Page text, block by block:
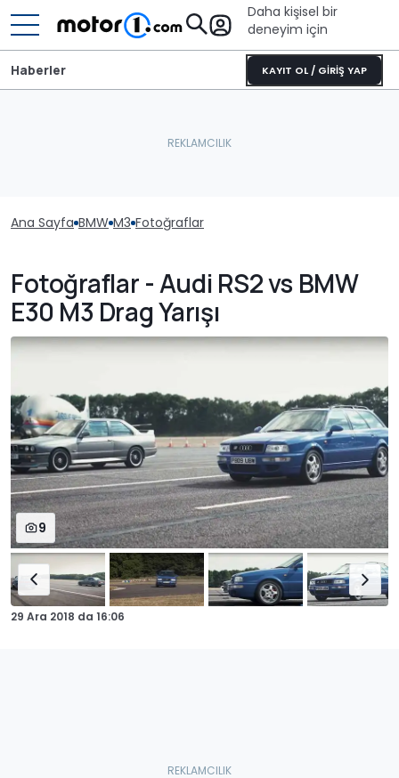
Daha kişisel bir
deneyim için
KAYIT OL / GİRİŞ YAP
Haberler
Ana Sayfa BMW M3 Fotoğraflar
Fotoğraflar - Audi RS2 vs BMW
E30 M3 Drag Yarışı
9
29 Ara 2018 da 16:06